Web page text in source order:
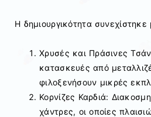
Η δημιουργικότητα συνεχίστηκε
Χρυσές και Πράσινες
κατασκευές από
φιλοξενήσουν μικρές
Κορνίζες Καρδιά:
χάντρες, οι οποίες